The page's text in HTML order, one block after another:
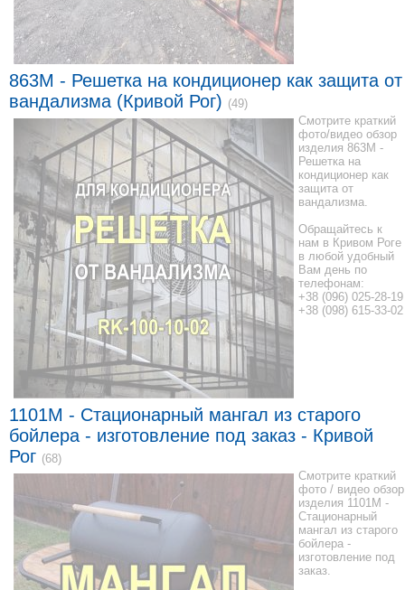
863M - Решетка на кондиционер как защита от
вандализма (Кривой Рог) (49)
Смотрите краткий
фото/видео обзор
изделия 863M -
Решетка на
кондиционер как
защита от
вандализма.
Обращайтесь к
нам в Кривом Роге
в любой удобный
Вам день по
телефонам:
+38 (096) 025-28-19
+38 (098) 615-33-02
1101M - Стационарный мангал из старого
бойлера - изготовление под заказ - Кривой
Рог (68)
Смотрите краткий
фото / видео обзор
изделия 1101M -
Стационарный
мангал из старого
бойлера -
изготовление под
заказ.